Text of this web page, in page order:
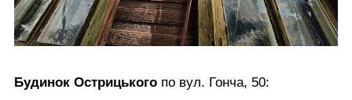
Будинок Острицького по вул. Гонча, 50: